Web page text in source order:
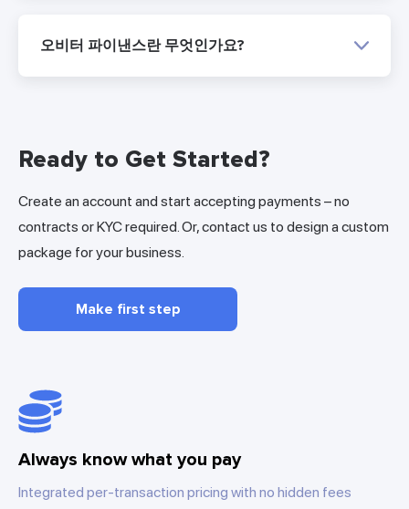
오비터 파이낸스란 무엇인가요?
Ready to Get Started?
Create an account and start accepting payments – no
contracts or KYC required. Or, contact us to design a custom
package for your business.
Make first step
Always know what you pay
Integrated per-transaction pricing with no hidden fees